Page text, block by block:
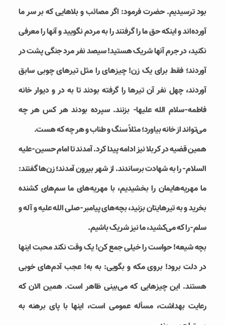
بود ترسیدیم. حضرت فرمود: اگر مصائب و بلاهایی که بر سر ما
آورده‌اند و اینکه حق ما را گرفتند را به مردم نگویید و آنها را معرفی
نکنید، در جرم آنها شریک هستید! سیصد نفر مرد جنگی پشت در
آوردند؛ فقط برای یک زن! چیزهای را مثل تیرهای چوبی سابق
آوردند، چهل نفر آن تیرها را گرفته بودند تا به در و دیوار خانه
فاطمه-سلام الله علیها- بزنند. سپرده بودند هر کس هر چه
می‌تواند از خانه بیاورد؛ مثلاً سنگ و طناب و هر چه که هست.
همین قضیه در کربلا نیز ادامه پیدا کرد. آمدند تا امام حسین-علیه
السلام- را به شهادت برساندند. از شهر بیرون آمدند؛ زن‌ها گفتند:
ما مهریه‌هایمان را بخشیدیم، با مهریه‌های ما سم‌های کشنده
بخرید و به تیرهایتان بزنید، بچه‌های پیامبر-صلی الله علیه و آله و
سلم-را که می‌کشید، ما نیز شریک باشیم.
بچه شیعه! حواست را خیلی جمع کن! یک وقت نکند محبت اینها
در دلت برود! بروی مکه و بگویی: به به! عجب آدم‌های خوبی
هستند. این چیزهایی که می‌بینی ظاهر است. همین الان که
رعایت بهداشت، مسأله عمومی است، اینها با پای برهنه به